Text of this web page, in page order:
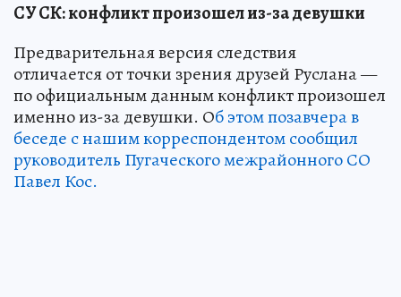
СУ СК: конфликт произошел из-за девушки
Предварительная версия следствия
отличается от точки зрения друзей Руслана —
по официальным данным конфликт произошел
именно из-за девушки. Об этом позавчера в
беседе с нашим корреспондентом сообщил
руководитель Пугаческого межрайонного СО
Павел Кос.